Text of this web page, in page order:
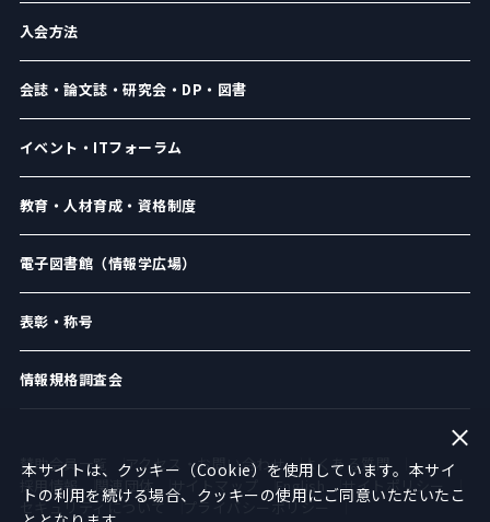
入会方法
会誌・論文誌・研究会・DP・図書
イベント・ITフォーラム
教育・人材育成・資格制度
電子図書館（情報学広場）
表彰・称号
情報規格調査会
賛助会員一覧 アクセス・お問い合わせ
よくある質問
採用情報
関連団体 サイトマップ English
サイトポリシー
セキュリティについて
プライバシーポリシー
本サイトは、クッキー（Cookie）を使用しています。本サイ
トの利用を続ける場合、クッキーの使用にご同意いただいたこ